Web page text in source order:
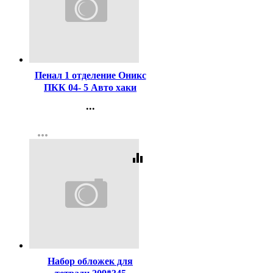
Пенал 1 отделение Оникс
ПКК 04- 5 Авто хаки
ламинированный картон
...
Регистрация
more_horiz
equalizer
Набор обложек для